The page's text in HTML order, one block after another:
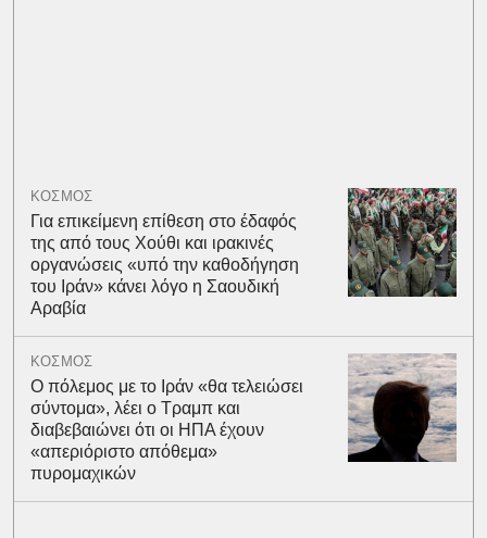
ΚΟΣΜΟΣ
Για επικείμενη επίθεση στο έδαφός
της από τους Χούθι και ιρακινές
οργανώσεις «υπό την καθοδήγηση
του Ιράν» κάνει λόγο η Σαουδική
Αραβία
ΚΟΣΜΟΣ
Ο πόλεμος με το Ιράν «θα τελειώσει
σύντομα», λέει ο Τραμπ και
διαβεβαιώνει ότι οι ΗΠΑ έχουν
«απεριόριστο απόθεμα»
πυρομαχικών